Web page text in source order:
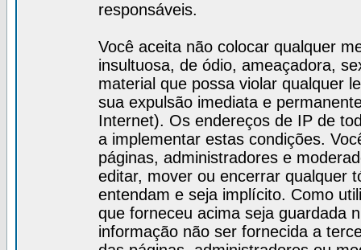
responsáveis.
Você aceita não colocar qualquer
insultuosa, de ódio, ameaçadora,
material que possa violar qualquer
sua expulsão imediata e
Internet). Os endereços de IP de
a implementar estas condições.
páginas, administradores e
editar, mover ou encerrar qualquer
entendam e seja implícito. Como
que forneceu acima seja guardada
informação não ser fornecida a